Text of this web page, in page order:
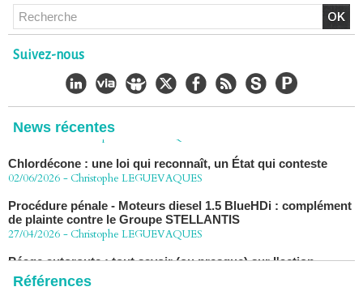
Suivez-nous
News récentes
Chlordécone : un non-lieu confirmé, la bataille se déplace
vers la Cour de cassation
30/06/2026 -Christophe LEGUEVAQUES
CHLORDÉCONE Déclaration de Me Christophe
LÈGUEVAQUES (CLE), avocat de parties civiles, après la
décision de confirmation du non-lieu
22/06/2026 - Christophe LEGUEVAQUES
Chlordécone : une loi qui reconnaît, un État qui conteste
02/06/2026 -Christophe LEGUEVAQUES
Procédure pénale - Moteurs diesel 1.5 BlueHDi : complément
de plainte contre le Groupe STELLANTIS
27/04/2026 -Christophe LEGUEVAQUES
Péage autoroute : tout savoir (ou presque) sur l'action
collective ouverte le 2 avril
07/04/2026
Références